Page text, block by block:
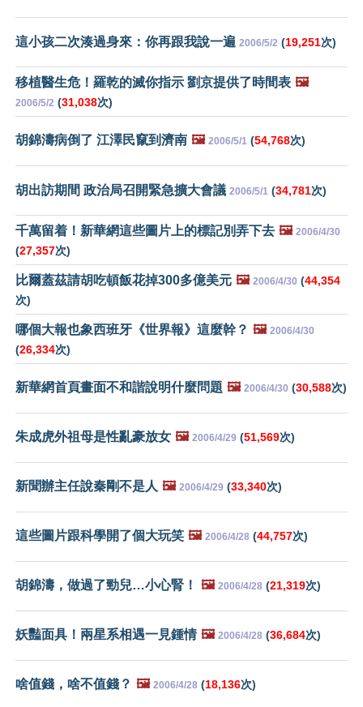
這小孩二次湊過身來：你再跟我說一遍 2006/5/2 (19,251次)
移植醫生危！羅乾的滅你指示 劉京提供了時間表 🖼️
2006/5/2 (31,038次)
胡錦濤病倒了 江澤民竄到濟南 🖼️ 2006/5/1 (54,768次)
胡出訪期間 政治局召開緊急擴大會議 2006/5/1 (34,781次)
千萬留着！新華網這些圖片上的標記別弄下去 🖼️ 2006/4/30
(27,357次)
比爾蓋茲請胡吃頓飯花掉300多億美元 🖼️ 2006/4/30 (44,354
次)
哪個大報也象西班牙《世界報》這麼幹？ 🖼️ 2006/4/30
(26,334次)
新華網首頁畫面不和諧說明什麼問題 🖼️ 2006/4/30 (30,588次)
朱成虎外祖母是性亂豪放女 🖼️ 2006/4/29 (51,569次)
新聞辦主任說秦剛不是人 🖼️ 2006/4/29 (33,340次)
這些圖片跟科學開了個大玩笑 🖼️ 2006/4/28 (44,757次)
胡錦濤，做過了勁兒…小心腎！ 🖼️ 2006/4/28 (21,319次)
妖豔面具！兩星系相遇一見鍾情 🖼️ 2006/4/28 (36,684次)
啥值錢，啥不值錢？ 🖼️ 2006/4/28 (18,136次)